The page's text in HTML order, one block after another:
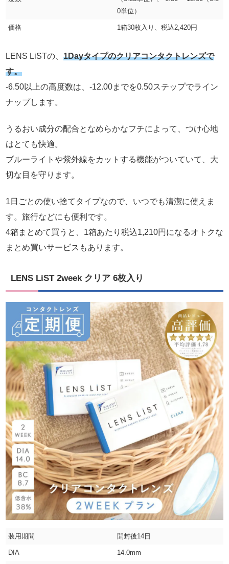
0単位）
価格 1箱30枚入り、税込2,420円
LENS LiSTの、 1Dayタイプのクリアコンタクトレンズで
す。
-6.50以上の高度数は、-12.00までを0.50ステップでライン
ナップします。
うるおい成分の配合となめらかなフチによって、つけ心地
はとても快適。
ブルーライトや紫外線をカットする機能がついていて、大
切な目を守ります。
1日ごとの使い捨てタイプなので、いつでも清潔に使えま
す。旅行などにも便利です。
4箱まとめて買うと、1箱あたり税込1,210円になるオトクな
まとめ買いサービスもあります。
LENS LiST 2week クリア 6枚入り
装用期間 開封後14日
DIA 14.0mm